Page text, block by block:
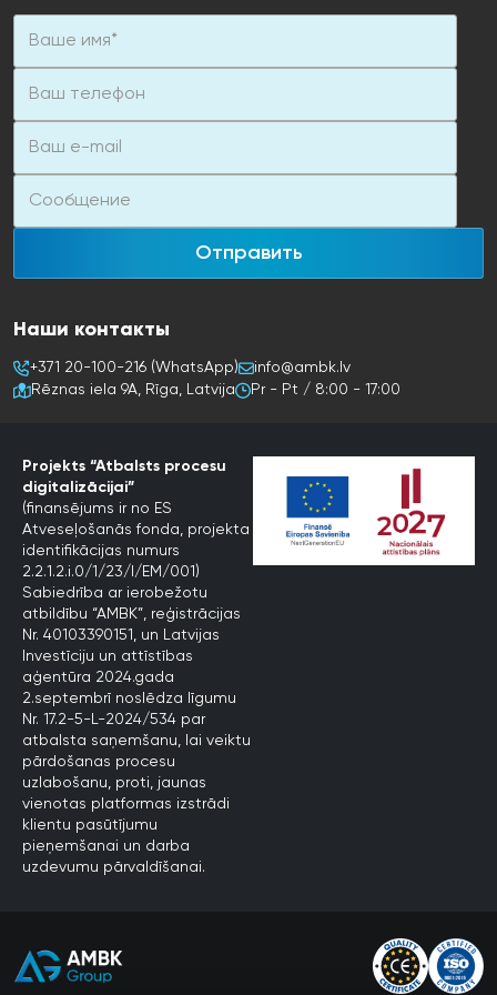
Электрический нагревательный элемент: 9 кВт
1003x1270x533
Отправить
Наши контакты
+371 20-100-216 (WhatsApp)
info@ambk.lv
Rēznas iela 9A, Rīga, Latvija
Pr - Pt / 8:00 - 17:00
Projekts “Atbalsts procesu
digitalizācijai”
(finansējums ir no ES
Atveseļošanās fonda, projekta
identifikācijas numurs
2.2.1.2.i.0/1/23/I/EM/001)
Sabiedrība ar ierobežotu
atbildību “AMBK”, reģistrācijas
Nr. 40103390151, un Latvijas
Investīciju un attīstības
aģentūra 2024.gada
2.septembrī noslēdza līgumu
Nr. 17.2-5-L-2024/534 par
atbalsta saņemšanu, lai veiktu
pārdošanas procesu
uzlabošanu, proti, jaunas
vienotas platformas izstrādi
klientu pasūtījumu
pieņemšanai un darba
uzdevumu pārvaldīšanai.